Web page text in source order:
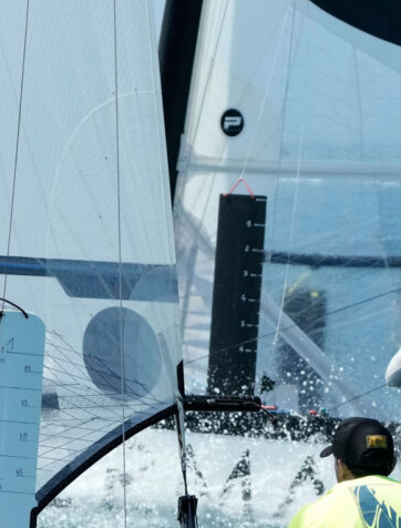
Vitesse
SP80 franchit
0